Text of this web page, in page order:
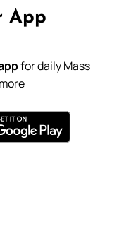
App
for daily Mass